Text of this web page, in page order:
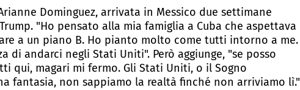
Dominguez, arrivata in Messico due settimane
"Ho pensato alla mia famiglia a Cuba che aspettava
a un piano B. Ho pianto molto come tutti intorno a me.
di andarci negli Stati Uniti". Però aggiunge, "se posso
qui, magari mi fermo. Gli Stati Uniti, o il Sogno
fantasia, non sappiamo la realtà finché non arriviamo lì."